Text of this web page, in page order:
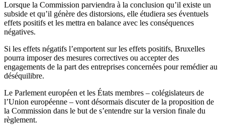
Lorsque la Commission parviendra à la conclusion qu’il existe un
subside et qu’il génère des distorsions, elle étudiera ses éventuels
effets positifs et les mettra en balance avec les conséquences
négatives.
Si les effets négatifs l’emportent sur les effets positifs, Bruxelles
pourra imposer des mesures correctives ou accepter des
engagements de la part des entreprises concernées pour remédier au
déséquilibre.
Le Parlement européen et les États membres – colégislateurs de
l’Union européenne – vont désormais discuter de la proposition de
la Commission dans le but de s’entendre sur la version finale du
règlement.